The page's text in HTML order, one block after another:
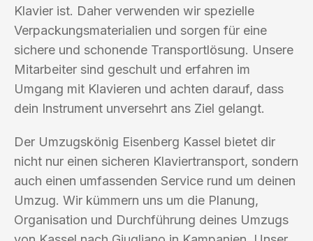
Klavier ist. Daher verwenden wir spezielle
Verpackungsmaterialien und sorgen für eine
sichere und schonende Transportlösung. Unsere
Mitarbeiter sind geschult und erfahren im
Umgang mit Klavieren und achten darauf, dass
dein Instrument unversehrt ans Ziel gelangt.
Der Umzugskönig Eisenberg Kassel bietet dir
nicht nur einen sicheren Klaviertransport, sondern
auch einen umfassenden Service rund um deinen
Umzug. Wir kümmern uns um die Planung,
Organisation und Durchführung deines Umzugs